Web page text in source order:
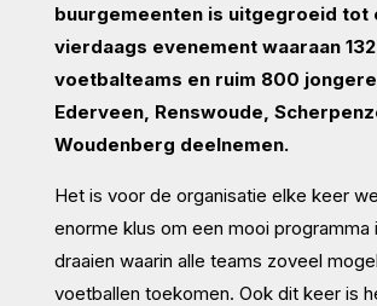
buurgemeenten is uitgegroeid tot
vierdaags evenement waaraan 132
voetbalteams en ruim 800
Ederveen, Renswoude,
Woudenberg deelnemen.
Het is voor de organisatie elke keer
enorme klus om een mooi programma
draaien waarin alle teams zoveel
voetballen toekomen. Ook dit keer is